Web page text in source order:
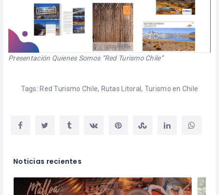
Presentación Quienes Somos “Red Turismo Chile”
Tags: Red Turismo Chile, Rutas Litoral, Turismo en Chile
Noticias recientes